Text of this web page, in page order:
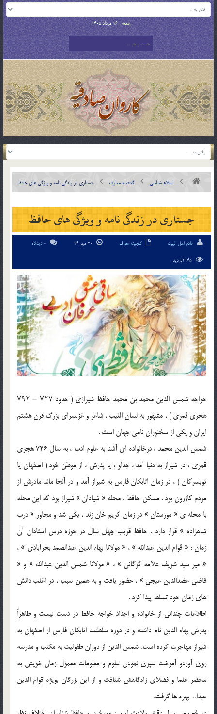
جمعه , 16 مرداد 1405
اسلام شناسی گنجینه معارف جستاری در زندگی نامه و ویژگی های حافظ
جستاری در زندگی نامه و ویژگی های حافظ
خادم اهل البیت گنجینه معارف 0 دیدگاه
خواجه شمس الدین محمد بن محمد حافظ شیرازی ( حدود ۷۲۷ – ۷۹۲
هجری قمری ) ، مشهور به لسان الغیب ، شاعر و غزلسرای بزرگ قرن هشتم
ایران و یکی از سخنوران نامی جهان است .
شمس الدین محمد ، درخانواده ای آشنا به علوم ادب ، به سال 726 هجری
قمری ، در شیراز به دنیا آمد ، جداو ، یا پدرش ، از موطن خود ( اصفهان یا
تویسركان ) ، در زمان اتابكان فارس به شیراز آمد و در آنجا ماند مادرش از
مردم كازرون بود . مسكن حافط ، محله « شیادان » شیراز بود كه این محله
با محله ی « مورستان » در زمان كریم خان زند ، یكی شد و مجاور « درب
شاهزاده » قرار دارد . حافظ قریب چهل سال در حوزه درس استادان آن
زمان : « قوام الدین عبدالله » ، « مولانا بهاء الدین عبدالصمد بحرآبادی » ،
« میر سید شریف علامه گرگانی » ، « مولانا شمس الدین عبدالله » و «
قاضی عضدالدین عیجی » ، حضور یافت و به همین سبب ، در اغلب دانش
های زمان خود تسلط پیدا كرد .
اطلاعات چندانی از خانواده و اجداد خواجه حافظ در دست نیست و ظاهراً
پدرش بهاء الدین نام داشته و در دوره سلطنت اتابکان فارس از اصفهان به
شیراز مهاجرت کرده است. شمس الدین از دوران طفولیت به مکتب و مدرسه
روی آوردو آموخت سپری نمودن علوم و معلومات معمول زمان خویش به
محضر علما و فضلای زادگاهش شتافت و از این بزرگان بویژه قوام الدین
عبدا… بهره ها گرفت.